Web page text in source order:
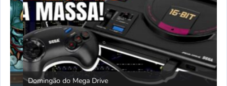
Domingão do Mega Drive